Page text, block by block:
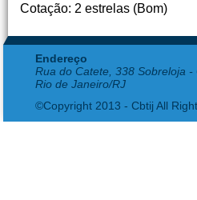
Cotação: 2 estrelas (Bom)
Endereço
Rua do Catete, 338 Sobreloja -
Rio de Janeiro/RJ
©Copyright 2013 - Cbtij All